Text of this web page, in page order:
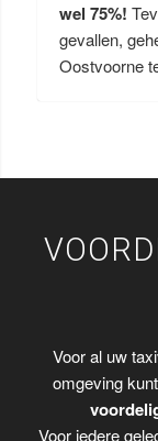
wel 75%!
gevallen,
Oostvoorne
Voor al uw
omgeving
Voor iedere